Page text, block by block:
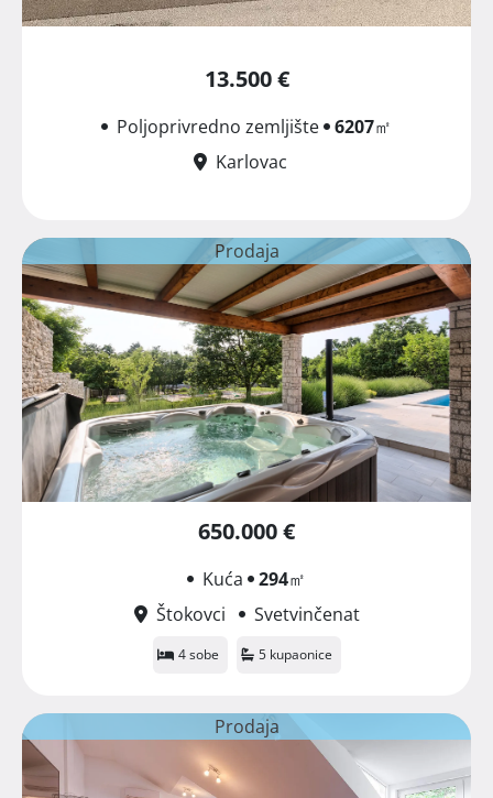
13.500 €
Poljoprivredno zemljište 6207㎡
Karlovac
Prodaja
650.000 €
Kuća 294㎡
Štokovci
Svetvinčenat
4 sobe 5 kupaonice
Prodaja